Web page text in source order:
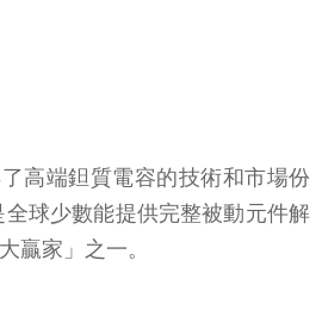
高端鉭質電容的技術和市場份
球少數能提供完整被動元件解
贏家」之一。